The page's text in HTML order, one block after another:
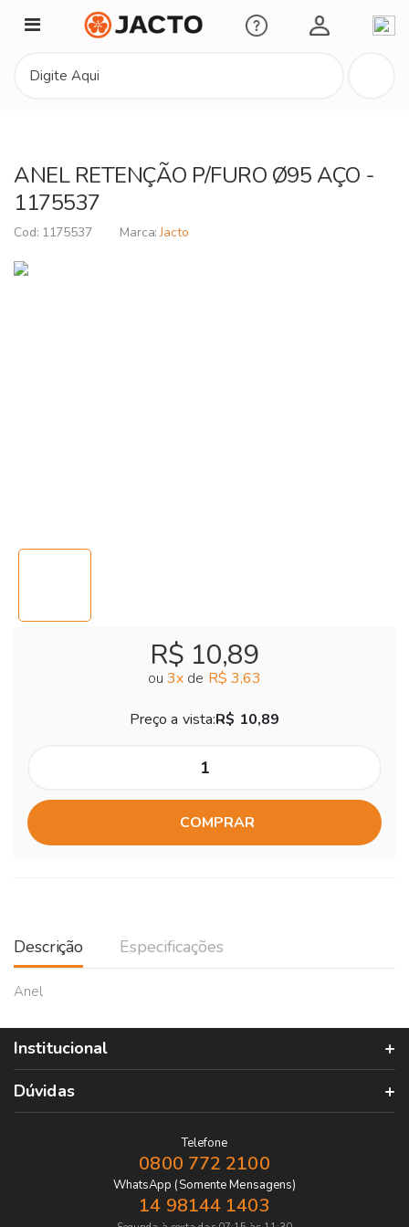
Minha Conta
ANEL RETENÇÃO P/FURO Ø95 AÇO -
1175537
1175537 Jacto
R$ 10,89
ou 3x de R$ 3,63
Preço a vista:R$ 10,89
COMPRAR
Descrição Especificações
Anel
Institucional
Dúvidas
Telefone
0800 772 2100
WhatsApp (Somente Mensagens)
14 98144 1403